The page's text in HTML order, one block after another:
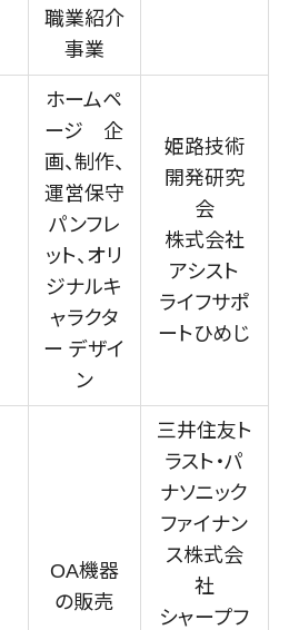
不動産業界
不動産管理サ
不動産業務
ページ制作
不動産オーナ
ーアプリ
入居者管理ア
用地管理シス
図面検索シス
職業紹介
事業
ホームペ
ージ 企
画、制作、
運営保守
パンフレ
ット、オリ
ジナルキ
ャラクタ
ー デザイ
ン
姫路技術
開発研究
会
株式会社
アシスト
ライフサポ
ートひめじ
OA機器
の販売
三井住友ト
ラスト・パ
ナソニック
ファイナン
ス株式会
社
シャープフ